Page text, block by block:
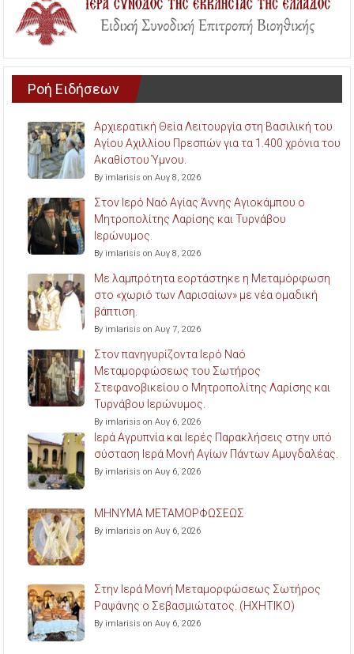
Ροή Ειδήσεων
Αρχιερατική Θεία Λειτουργία στη Βασιλική του
Αγίου Αχιλλίου Πρεσπών για τα 1.400 χρόνια του
Ακαθίστου Ύμνου.
By imlarisis on Αυγ 8, 2026
Στον Ιερό Ναό Αγίας Άννης Αγιοκάμπου ο
Μητροπολίτης Λαρίσης και Τυρνάβου
Ιερώνυμος.
By imlarisis on Αυγ 8, 2026
Με λαμπρότητα εορτάστηκε η Μεταμόρφωση
στο «χωριό των Λαρισαίων» με νέα ομαδική
βάπτιση.
By imlarisis on Αυγ 7, 2026
Στον πανηγυρίζοντα Ιερό Ναό
Μεταμορφώσεως του Σωτήρος
Στεφανοβικείου ο Μητροπολίτης Λαρίσης και
Τυρνάβου Ιερώνυμος.
By imlarisis on Αυγ 6, 2026
Ιερά Αγρυπνία και Ιερές Παρακλήσεις στην υπό
σύσταση Ιερά Μονή Αγίων Πάντων Αμυγδαλέας.
By imlarisis on Αυγ 6, 2026
ΜΗΝΥΜΑ ΜΕΤΑΜΟΡΦΩΣΕΩΣ
By imlarisis on Αυγ 6, 2026
Στην Ιερά Μονή Μεταμορφώσεως Σωτήρος
Ραψάνης ο Σεβασμιώτατος. (ΗΧΗΤΙΚΟ)
By imlarisis on Αυγ 6, 2026